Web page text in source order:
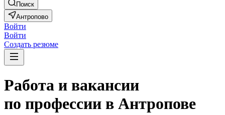
Поиск
Антропово
Войти
Войти
Создать резюме
Работа и вакансии
по профессии в Антропове